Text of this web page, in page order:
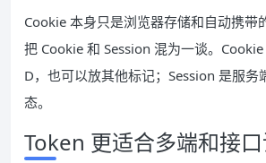
Cookie 本身只是浏览器存储和自动携带
把 Cookie 和 Session 混为一谈。
D，也可以放其他标记；Session 是服务
态。
Token 更适合多端和接